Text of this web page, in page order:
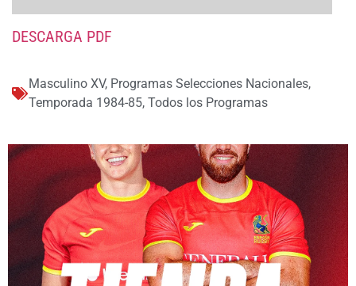
DESCARGA PDF
Masculino XV, Programas Selecciones Nacionales,
Temporada 1984-85, Todos los Programas